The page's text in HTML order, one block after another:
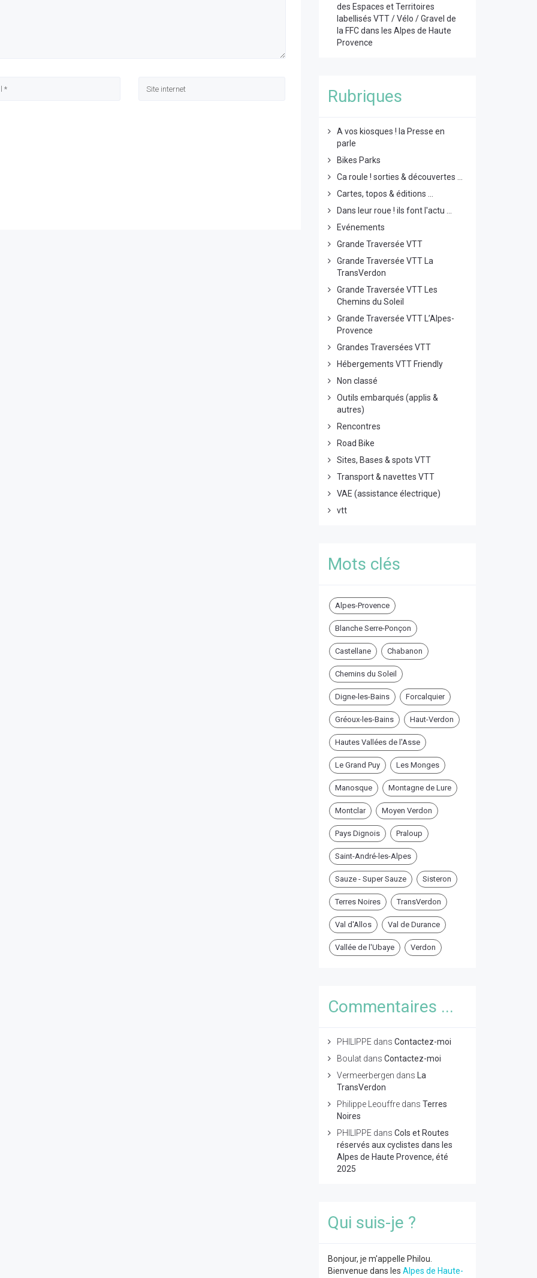
des Espaces et Territoires
labellisés VTT / Vélo / Gravel de
la FFC dans les Alpes de Haute
Provence
Rubriques
A vos kiosques ! la Presse en
parle
Bikes Parks
Ca roule ! sorties & découvertes ...
Cartes, topos & éditions ...
Dans leur roue ! ils font l'actu ...
Evénements
Grande Traversée VTT
Grande Traversée VTT La
TransVerdon
Grande Traversée VTT Les
Chemins du Soleil
Grande Traversée VTT L’Alpes-
Provence
Grandes Traversées VTT
Hébergements VTT Friendly
Non classé
Outils embarqués (applis &
autres)
Rencontres
Road Bike
Sites, Bases & spots VTT
Transport & navettes VTT
VAE (assistance électrique)
vtt
Mots clés
Alpes-Provence
Blanche Serre-Ponçon
Castellane Chabanon
Chemins du Soleil
Digne-les-Bains Forcalquier
Gréoux-les-Bains Haut-Verdon
Hautes Vallées de l'Asse
Le Grand Puy Les Monges
Manosque Montagne de Lure
Montclar Moyen Verdon
Pays Dignois Praloup
Saint-André-les-Alpes
Sauze - Super Sauze Sisteron
Terres Noires TransVerdon
Val d'Allos Val de Durance
Vallée de l'Ubaye Verdon
Commentaires ...
PHILIPPEdans Contactez-moi
Boulatdans Contactez-moi
Vermeerbergen dans
La
TransVerdon
Philippe Leouffredans Terres
Noires
PHILIPPEdans Cols et Routes
réservés aux cyclistes dans les
Alpes de Haute Provence, été
2025
Qui suis-je ?
Bonjour, je m'appelle Philou.
Bienvenue dans les Alpes de Haute-